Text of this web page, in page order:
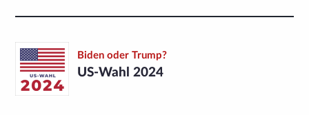
Biden oder Trump?
US-Wahl 2024